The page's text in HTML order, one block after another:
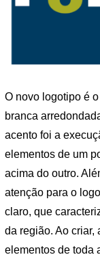
O novo logotipo é
branca
acento foi a
elementos de um
acima do outro.
atenção para o
claro, que
da região. Ao criar,
elementos de toda